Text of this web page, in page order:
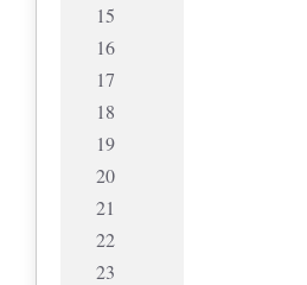
15
16
17
18
19
20
21
22
23